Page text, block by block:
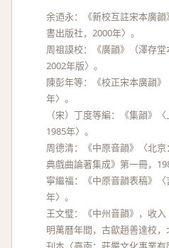
余迺永：《新校互註宋本廣
書出版社，2000年〉。
周祖謨校：《廣韻》（澤存堂
2002年版〉。
陳彭年等：《校正宋本廣韻
年〉。
（宋）丁度等編：《集韻》
1985年〉。
周德清：《中原音韻》〈北
典戲曲論著集成》第一冊，
寧繼福：《中原音韻表稿》
年〉。
王文璧：《中州音韻》，收入
明萬曆年間，古歙趙善達校